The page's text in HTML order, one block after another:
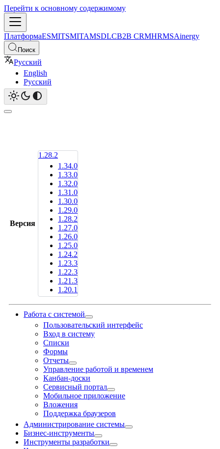
Перейти к основному содержимому
ПлатформаESMITSMITAMSDLCB2B CRMHRMSAinergy
Поиск
Русский
English
Русский
Версия
1.28.2
1.34.0
1.33.0
1.32.0
1.31.0
1.30.0
1.29.0
1.28.2
1.27.0
1.26.0
1.25.0
1.24.2
1.23.3
1.22.3
1.21.3
1.20.1
Работа с системой
Пользовательский интерфейс
Вход в систему
Списки
Формы
Отчеты
Управление работой и временем
Канбан-доски
Сервисный портал
Мобильное приложение
Вложения
Поддержка браузеров
Администрирование системы
Бизнес-инструменты
Инструменты разработки